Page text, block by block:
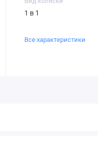
1 в 1
Все характеристики